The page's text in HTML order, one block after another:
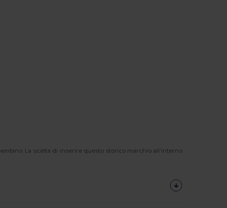
La scelta di inserire questo storico marchio all’interno